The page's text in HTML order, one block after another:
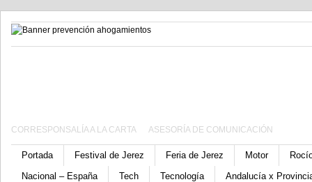
CORRESPONSALÍA A LA CARTA ASESORÍA DE COMUNICACIÓN
Portada Festival de Jerez Feria de Jerez Motor
Nacional – España
Tech Tecnología Andalucía x